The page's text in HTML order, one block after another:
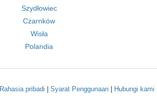
Szydłowiec
Czarnków
Wisła
Polandia
Rahasia pribadi Syarat Penggunaan Hubungi kami